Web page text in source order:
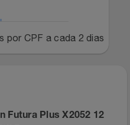
por CPF a cada 2 dias
Futura Plus X2052 12